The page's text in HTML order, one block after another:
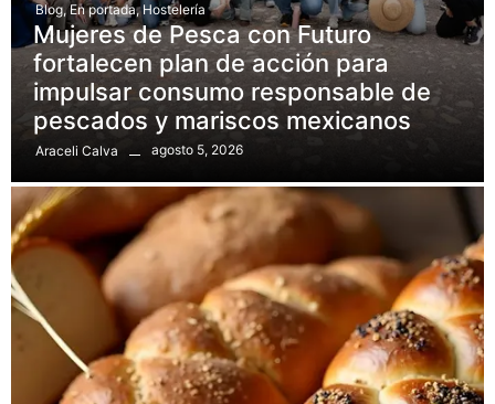
Blog, En portada, Hostelería
Mujeres de Pesca con Futuro
fortalecen plan de acción para
impulsar consumo responsable de
pescados y mariscos mexicanos
Araceli Calva agosto 5, 2026